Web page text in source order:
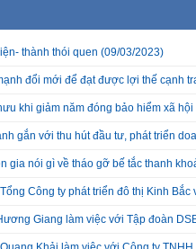
thành thói quen (09/03/2023)
đổi mới để đạt được lợi thế cạnh
khi giảm năm đóng bảo hiểm xã hội
gắn với thu hút đầu tư, phát triển
gia nói gì về tháo gỡ bế tắc thanh
Công ty phát triển đô thị Kinh Bắc
Giang làm việc với Tập đoàn